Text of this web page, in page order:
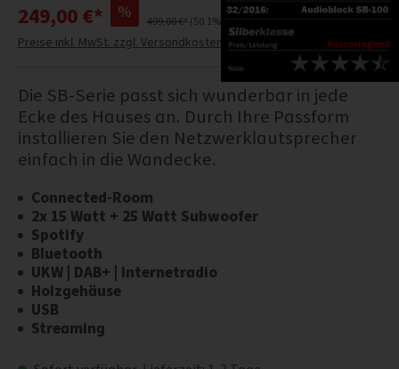
249,00 €* % 499,00 €*(50.1% gespart)
Preise inkl. MwSt. zzgl. Versandkosten
Die SB-Serie passt sich wunderbar in jede
Ecke des Hauses an. Durch Ihre Passform
installieren Sie den Netzwerklautsprecher
einfach in die Wandecke.
Connected-Room
2x 15 Watt + 25 Watt Subwoofer
Spotify
Bluetooth
UKW | DAB+ | Internetradio
Holzgehäuse
USB
Streaming